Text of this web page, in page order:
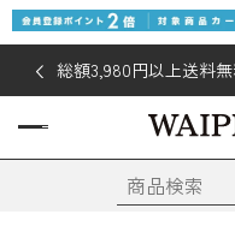
総額3,980円以上送料